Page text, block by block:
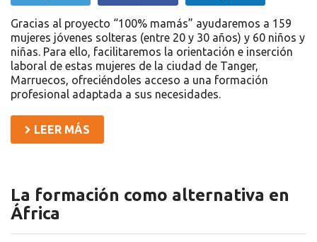
Gracias al proyecto “100% mamás” ayudaremos a 159
mujeres jóvenes solteras (entre 20 y 30 años) y 60 niños y
niñas. Para ello, facilitaremos la orientación e inserción
laboral de estas mujeres de la ciudad de Tanger,
Marruecos, ofreciéndoles acceso a una formación
profesional adaptada a sus necesidades.
LEER MÁS
La formación como alternativa en
África